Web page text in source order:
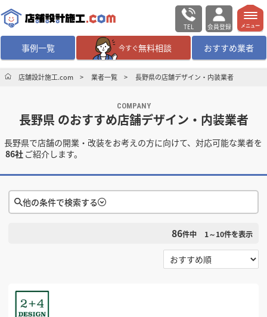
TEL 会員登録
事例一覧 今すぐ無料相談 おすすめ業者
無料相談 ログイン／会員登録
業者を探す
店舗・商業施設の施工事例を探す
マッチング案件一覧
店舗設計施工.comとは
メニュー
店舗設計施工.com 業者一覧 長野県の店舗デザイン・内装業者
COMPANY
長野県 のおすすめ店舗デザイン・内装業者
長野県で店舗の開業・改装をお考えの方に向けて、対応可能な業者を
86社 ご紹介します。
他の条件で検索する
長野県
86件中 1～10件を表示